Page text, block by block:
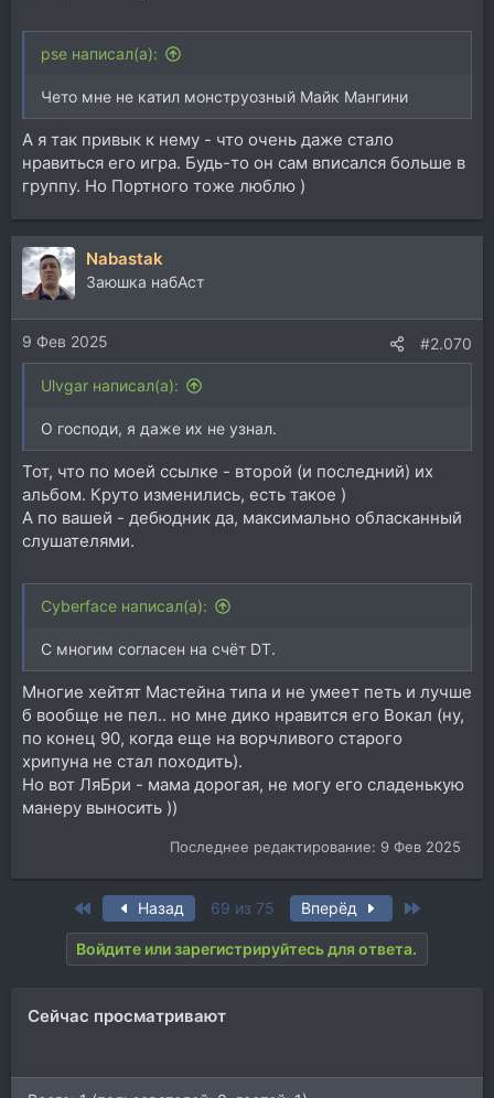
pse написал(а):
Чето мне не катил монструозный Майк Мангини
А я так привык к нему - что очень даже стало
нравиться его игра. Будь-то он сам вписался больше в
группу. Но Портного тоже люблю )
Nabastak
Заюшка набАст
9 Фев 2025 #2.070
Ulvgar написал(а):
О господи, я даже их не узнал.
Тот, что по моей ссылке - второй (и последний) их
альбом. Круто изменились, есть такое )
А по вашей - дебюдник да, максимально обласканный
слушателями.
Cyberface написал(а):
С многим согласен на счёт DT.
Многие хейтят Мастейна типа и не умеет петь и лучше
б вообще не пел.. но мне дико нравится его Вокал (ну,
по конец 90, когда еще на ворчливого старого
хрипуна не стал походить).
Но вот ЛяБри - мама дорогая, не могу его сладенькую
манеру выносить ))
Последнее редактирование: 9 Фев 2025
First Назад 69 из 75 Вперёд
Войдите или зарегистрируйтесь для ответа.
Сейчас просматривают